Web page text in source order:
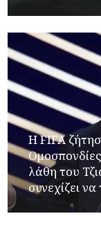
Η FIFA
λάθη του
συνεχίζει να